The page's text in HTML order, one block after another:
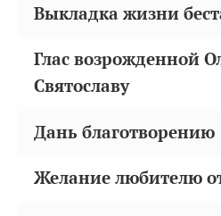
Выкладка жизни
Глас возрожденной
Святославу
Дань благотворению
Желание любителю